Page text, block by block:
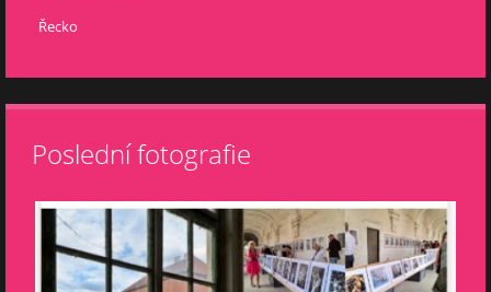
Řecko
Poslední fotografie